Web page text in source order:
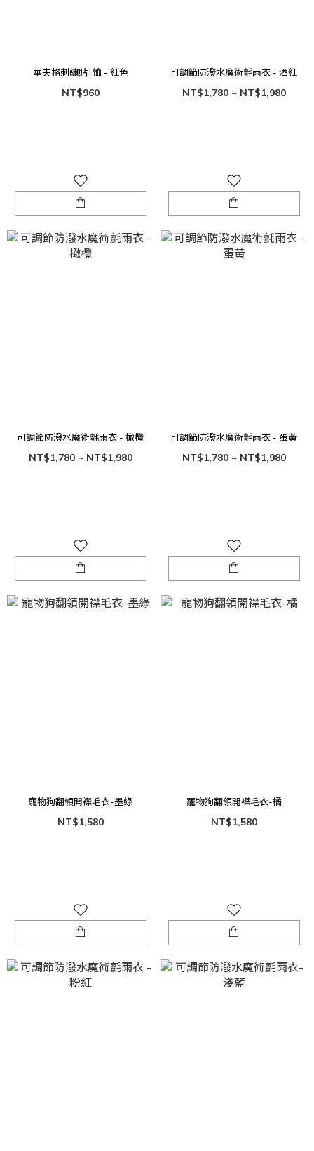
華夫格刺繡貼T恤 - 紅色
NT$960
可調節防潑水魔術氈雨衣 - 酒紅
NT$1,780 ~ NT$1,980
可調節防潑水魔術氈雨衣 - 橄欖
NT$1,780 ~ NT$1,980
可調節防潑水魔術氈雨衣 - 蛋黃
NT$1,780 ~ NT$1,980
寵物狗翻領開襟毛衣-墨綠
NT$1,580
寵物狗翻領開襟毛衣-橘
NT$1,580